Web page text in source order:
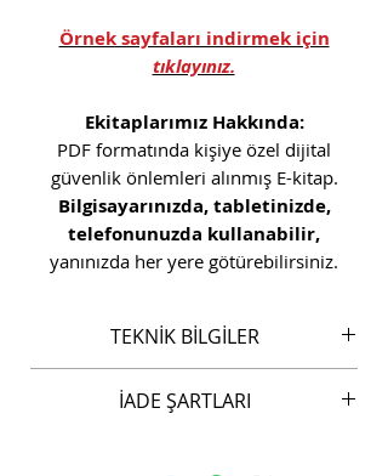
Örnek sayfaları indirmek için
tıklayınız.
Ekitaplarımız Hakkında:
PDF formatında kişiye özel dijital
güvenlik önlemleri alınmış E-kitap.
Bilgisayarınızda, tabletinizde,
telefonunuzda kullanabilir,
yanınızda her yere götürebilirsiniz.
TEKNİK BİLGİLER
"RADYOLOJİ EBOOK SAYI:1"
DİJİTAL BASKI:
Sayfa Sayısı: 218
İADE ŞARTLARI